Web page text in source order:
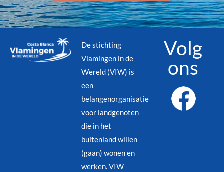
De stichting
Vlamingen in de
Wereld (VIW) is
een
belangenorganisatie
voor landgenoten
die in het
buitenland willen
(gaan) wonen en
werken. VIW
Volg
ons